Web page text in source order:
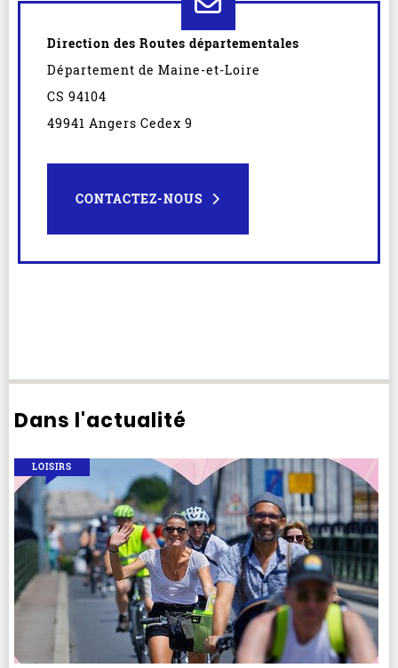
Direction des Routes départementales
Département de Maine-et-Loire
CS 94104
49941 Angers Cedex 9
CONTACTEZ-NOUS
Dans l'actualité
LOISIRS